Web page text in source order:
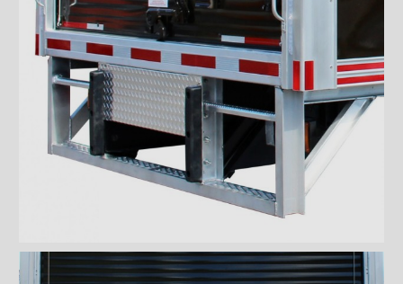
Pare-chocs
Marchepied ''Grip Strut''
Marchepied double ''Grip
Strut''
Pare-choc ICC
Pare-choc ICC en angle
Pare-choc ICC pleine largeur
en acier antidérpant